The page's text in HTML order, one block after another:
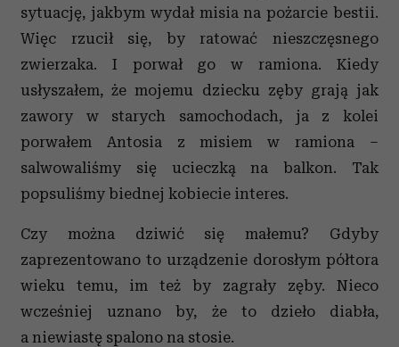
sytuację, jakbym wydał misia na pożarcie bestii.
Więc rzucił się, by ratować nieszczęsnego
zwierzaka. I porwał go w ramiona. Kiedy
usłyszałem, że mojemu dziecku zęby grają jak
zawory w starych samochodach, ja z kolei
porwałem Antosia z misiem w ramiona –
salwowaliśmy się ucieczką na balkon. Tak
popsuliśmy biednej kobiecie interes.
Czy można dziwić się małemu? Gdyby
zaprezentowano to urządzenie dorosłym półtora
wieku temu, im też by zagrały zęby. Nieco
wcześniej uznano by, że to dzieło diabła,
a niewiastę spalono na stosie.